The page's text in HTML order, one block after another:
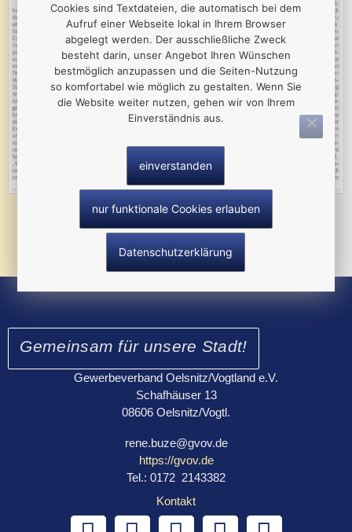
Gemeinsam für unsere Stadt!
Gewerbeverband Oelsnitz/Vogtland e.V.
Schafhäuser 13
08606 Oelsnitz/Vogtl.
rene.buze@gvov.de
https://gvov.de
Tel.: 0172 2143382
Kontakt
Cookies sind Textdateien, die automatisch bei dem
Aufruf einer Webseite lokal in Ihrem Browser
abgelegt werden. Der ausschließliche Zweck
besteht darin, unser Angebot Ihren Wünschen
bestmöglich anzupassen und die Seiten-Nutzung
so komfortabel wie möglich zu gestalten. Wenn Sie
die Website weiter nutzen, gehen wir von Ihrem
Einverständnis aus.
einverstanden
nur funktionale Cookies erlauben
Datenschutzerklärung